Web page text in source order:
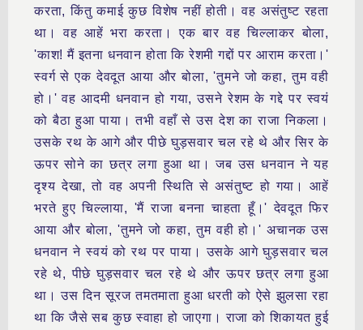
करता, किंतु कमाई कुछ विशेष नहीं होती। वह असंतुष्ट रहता
था। वह आहें भरा करता। एक बार वह चिल्लाकर बोला,
'काश! मैं इतना धनवान होता कि रेशमी गद्दों पर आराम करता।'
स्वर्ग से एक देवदूत आया और बोला, 'तुमने जो कहा, तुम वही
हो।' वह आदमी धनवान हो गया, उसने रेशम के गद्दे पर स्वयं
को बैठा हुआ पाया। तभी वहाँ से उस देश का राजा निकला।
उसके रथ के आगे और पीछे घुड़सवार चल रहे थे और सिर के
ऊपर सोने का छत्र लगा हुआ था। जब उस धनवान ने यह
दृश्य देखा, तो वह अपनी स्थिति से असंतुष्ट हो गया। आहें
भरते हुए चिल्लाया, 'मैं राजा बनना चाहता हूँ।' देवदूत फिर
आया और बोला, 'तुमने जो कहा, तुम वही हो।' अचानक उस
धनवान ने स्वयं को रथ पर पाया। उसके आगे घुड़सवार चल
रहे थे, पीछे घुड़सवार चल रहे थे और ऊपर छत्र लगा हुआ
था। उस दिन सूरज तमतमाता हुआ धरती को ऐसे झुलसा रहा
था कि जैसे सब कुछ स्वाहा हो जाएगा। राजा को शिकायत हुई